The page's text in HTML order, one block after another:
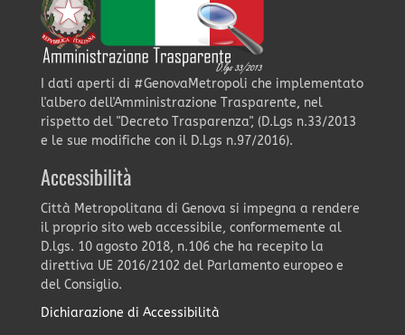
I dati aperti di #GenovaMetropoli che implementato
l'albero dell'Amministrazione Trasparente, nel
rispetto del "Decreto Trasparenza", (D.Lgs n.33/2013
e le sue modifiche con il D.Lgs n.97/2016).
Accessibilità
Città Metropolitana di Genova si impegna a rendere
il proprio sito web accessibile, conformemente al
D.lgs. 10 agosto 2018, n.106 che ha recepito la
direttiva UE 2016/2102 del Parlamento europeo e
del Consiglio.
Dichiarazione di Accessibilità